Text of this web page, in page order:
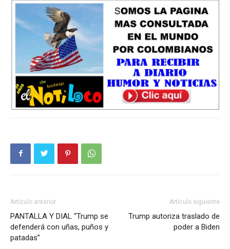
Artículo anterior
PANTALLA Y DIAL “Trump se
defenderá con uñas, puños y
patadas”
Artículo siguiente
Trump autoriza traslado de
poder a Biden